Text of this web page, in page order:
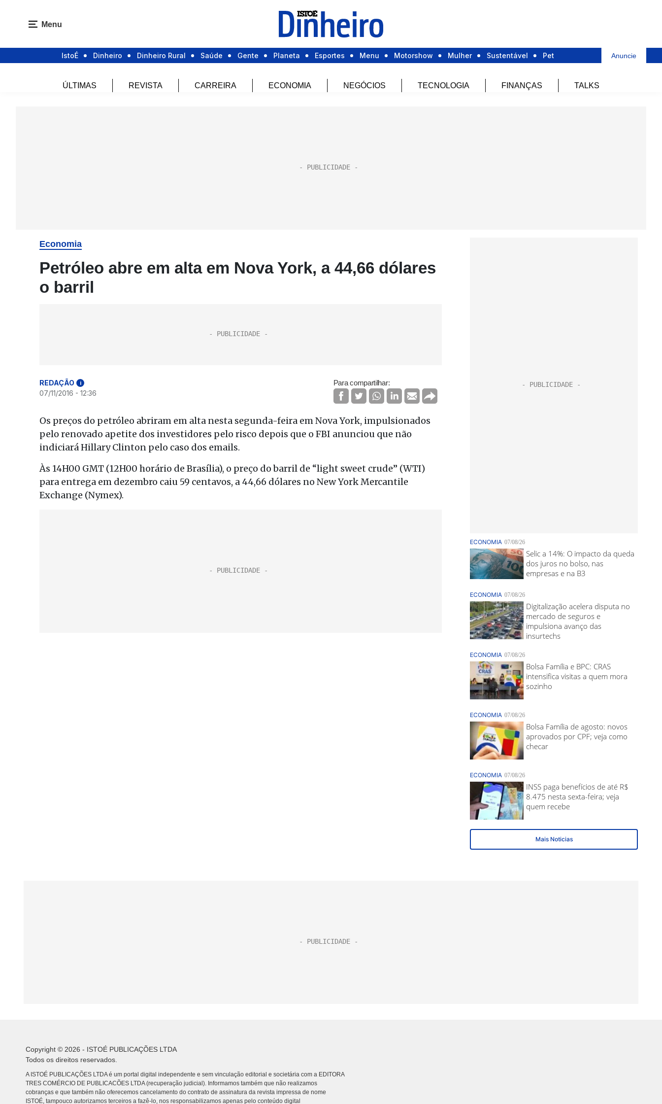
Menu
IstoÉ Dinheiro Dinheiro Rural Saúde Gente Planeta Esportes Menu Motorshow Mulher Sustentável Pet Anuncie
ÚLTIMAS REVISTA CARREIRA ECONOMIA NEGÓCIOS TECNOLOGIA FINANÇAS TALKS
Economia
Petróleo abre em alta em Nova York, a 44,66 dólares
o barril
REDAÇÃO i
07/11/2016 - 12:36
Para compartilhar:
Os preços do petróleo abriram em alta nesta segunda-feira em Nova York, impulsionados
pelo renovado apetite dos investidores pelo risco depois que o FBI anunciou que não
indiciará Hillary Clinton pelo caso dos emails.
Às 14H00 GMT (12H00 horário de Brasília), o preço do barril de “light sweet crude” (WTI)
para entrega em dezembro caiu 59 centavos, a 44,66 dólares no New York Mercantile
Exchange (Nymex).
Copyright © 2026 - ISTOÉ PUBLICAÇÕES LTDA
Todos os direitos reservados.
A ISTOÉ PUBLICAÇÕES LTDA é um portal digital independente e sem vinculação editorial e societária com a EDITORA
TRES COMÉRCIO DE PUBLICACÕES LTDA (recuperação judicial). Informamos também que não realizamos
cobranças e que também não oferecemos cancelamento do contrato de assinatura da revista impressa de nome
ISTOÉ, tampouco autorizamos terceiros a fazê-lo, nos responsabilizamos apenas pelo conteúdo digital